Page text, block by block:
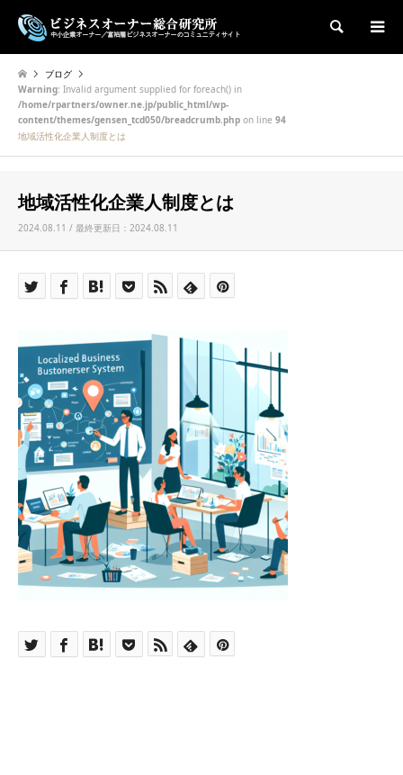
検索
ブログ
Warning: Invalid argument supplied for foreach() in
/home/rpartners/owner.ne.jp/public_html/wp-
content/themes/gensen_tcd050/breadcrumb.php on line 94
地域活性化企業人制度とは
地域活性化企業人制度とは
2024.08.11 / 最終更新日：2024.08.11